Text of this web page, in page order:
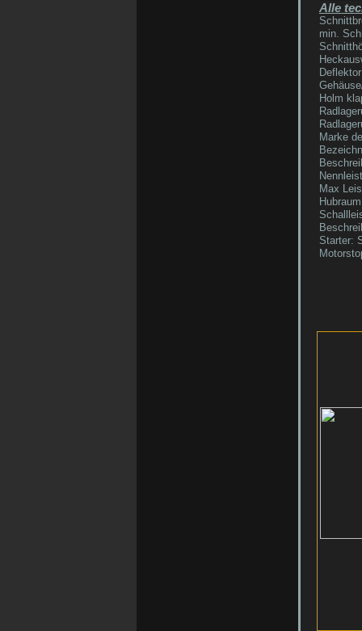
Alle
min.
Holm
Marke
Max
Starter: